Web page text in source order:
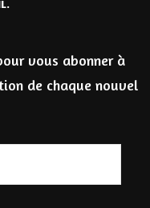
vous abonner à
de chaque nouvel